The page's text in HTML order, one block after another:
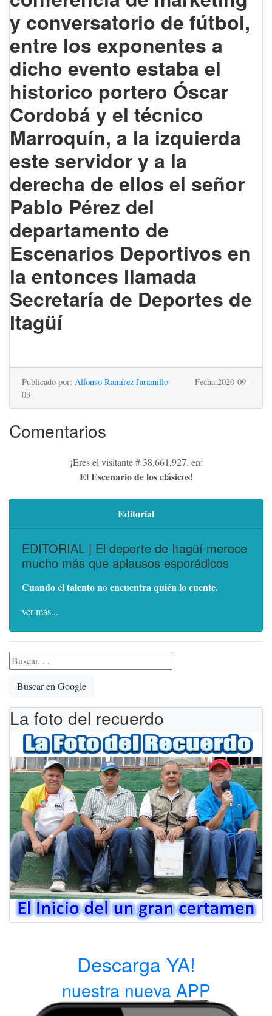
y conversatorio de fútbol,
entre los exponentes a
dicho evento estaba el
historico portero Óscar
Cordobá y el técnico
Marroquín, a la izquierda
este servidor y a la
derecha de ellos el señor
Pablo Pérez del
departamento de
Escenarios Deportivos en
la entonces llamada
Secretaría de Deportes de
Itagüí
Publicado por: Alfonso Ramírez Jaramillo Fecha:2020-09-
03
Comentarios
¡Eres el visitante # 38,661,927. en:
El Escenario de los clásicos!
Editorial
EDITORIAL | El deporte de Itagüí merece
mucho más que aplausos esporádicos
Cuando el talento no encuentra quién lo cuente.
ver más...
Buscar en Google
La foto del recuerdo
Descarga YA!
nuestra nueva APP